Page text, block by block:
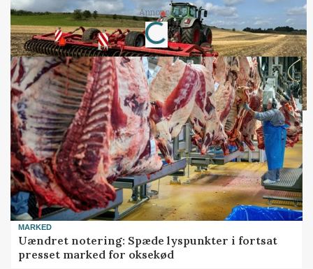
Annonce
Loading...
MARKED
Uændret notering: Spæde lyspunkter i fortsat
presset marked for oksekød